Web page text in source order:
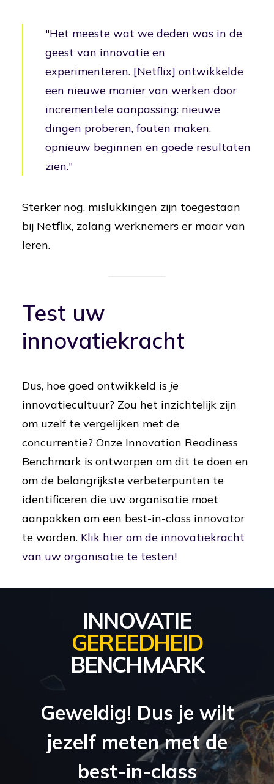
"Het meeste wat we deden was in de
geest van innovatie en
experimenteren. [Netflix] ontwikkelde
een nieuwe manier van werken door
incrementele aanpassing: nieuwe
dingen proberen, fouten maken,
opnieuw beginnen en goede resultaten
zien."
Sterker nog, mislukkingen zijn toegestaan
bij Netflix, zolang werknemers er maar van
leren.
Test uw
innovatiekracht
Dus, hoe goed ontwikkeld is je
innovatiecultuur? Zou het inzichtelijk zijn
om uzelf te vergelijken met de
concurrentie? Onze Innovation Readiness
Benchmark is ontworpen om dit te doen en
om de belangrijkste verbeterpunten te
identificeren die uw organisatie moet
aanpakken om een best-in-class innovator
te worden. Klik hier om de innovatiekracht
van uw organisatie te testen!
INNOVATIE
GEREEDHEID
BENCHMARK
Geweldig! Dus je wilt
jezelf meten met de
best-in-class